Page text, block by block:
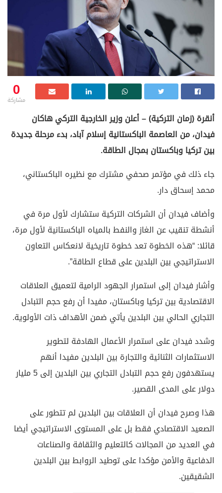
0
مشاركة
أنقرة (زمان التركية) – أعلن وزير الخارجية التركي هاكان
فيدان، من العاصمة الباكستانية إسلام آباد، بدء مرحلة جديدة
بين تركيا وباكستان بمجال الطاقة.
جاء ذلك في مؤتمر صحفي مشترك مع نظيره الباكستاني،
محمد إسحاق دار.
وأضاف فيدان أن الشركات التركية ستشارك لأول مرة في
أنشطة تنقيب عن الغاز والنفط بالمياه الباكستانية لأول مرة،
قائلا: “هذه الخطوة تعد خطوة تاريخية لانعكاس التعاون
الاستراتيجي بين البلدين على قطاع الطاقة”.
وأشار فيدان إلى استمرار الجهود الرامية لتعميق العلاقات
الاقتصادية بين تركيا وباكستان، مفيدا أن رفع حجم التبادل
التجاري الحالي بين البلدين يأتي ضمن الأهداف ذات الأولوية.
وشدد فيدان على استمرار الأعمال الهادفة لتطوير
الاستثمارات الثنائية والتجارة بين البلدين مفيدا أنهم
يستهدفون رفع حجم التبادل التجاري بين البلدين إلى 5 مليار
دولار على المدى القصير.
هذا وصرح فيدان أن العلاقات بين البلدين لم تتطور على
الصعيد الاقتصادي فقط بل على المستوى الاستراتيجي أيضا
في العديد من المجالات كالتعليم والثقافة والصناعات
الدفاعية والأمن مؤكدا على توطيد الروابط بين البلدين
الشقيقين.